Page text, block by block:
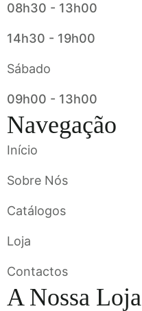
08h30 - 13h00
14h30 - 19h00
Sábado
09h00 - 13h00
Navegação
Início
Sobre Nós
Catálogos
Loja
Contactos
A Nossa Loja